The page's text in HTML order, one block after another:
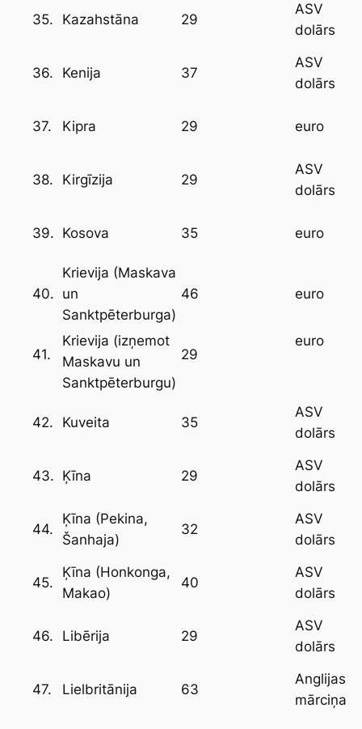
35. Kazahstāna 29
ASV
dolārs
36. Kenija 37
ASV
dolārs
37. Kipra 29 euro
38. Kirgīzija 29
ASV
dolārs
39. Kosova 35 euro
40.
Krievija (Maskava
un
Sanktpēterburga)
46 euro
41.
Krievija (izņemot
Maskavu un
Sanktpēterburgu)
29
euro
42. Kuveita 35
ASV
dolārs
43. Ķīna 29
ASV
dolārs
44.
Ķīna (Pekina,
Šanhaja)
32
ASV
dolārs
45.
Ķīna (Honkonga,
Makao)
40
ASV
dolārs
46. Libērija 29
ASV
dolārs
47. Lielbritānija 63
Anglijas
mārciņa